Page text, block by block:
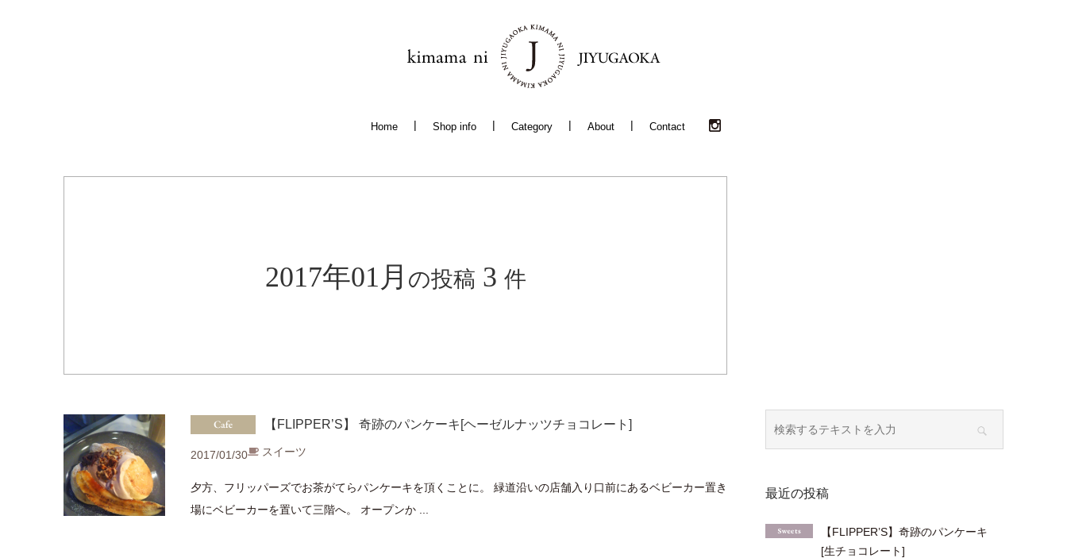
Home Shop info Category About Contact
2017年01月 の投稿 3 件
【FLIPPER’S】 奇跡のパンケーキ[ヘーゼルナッツチョコレート]
2017/01/30 スイーツ
夕方、フリッパーズでお茶がてらパンケーキを頂くことに。 緑道沿いの店舗入り口前にあるベビーカー置き
場にベビーカーを置いて三階へ。 オープンか ...
最近の投稿
【FLIPPER’S】奇跡のパンケーキ
[生チョコレート]